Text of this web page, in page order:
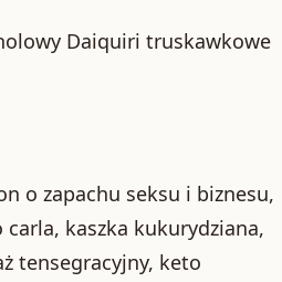
Daiquiri truskawkowe
o zapachu seksu i biznesu,
kaszka kukurydziana,
tensegracyjny, keto